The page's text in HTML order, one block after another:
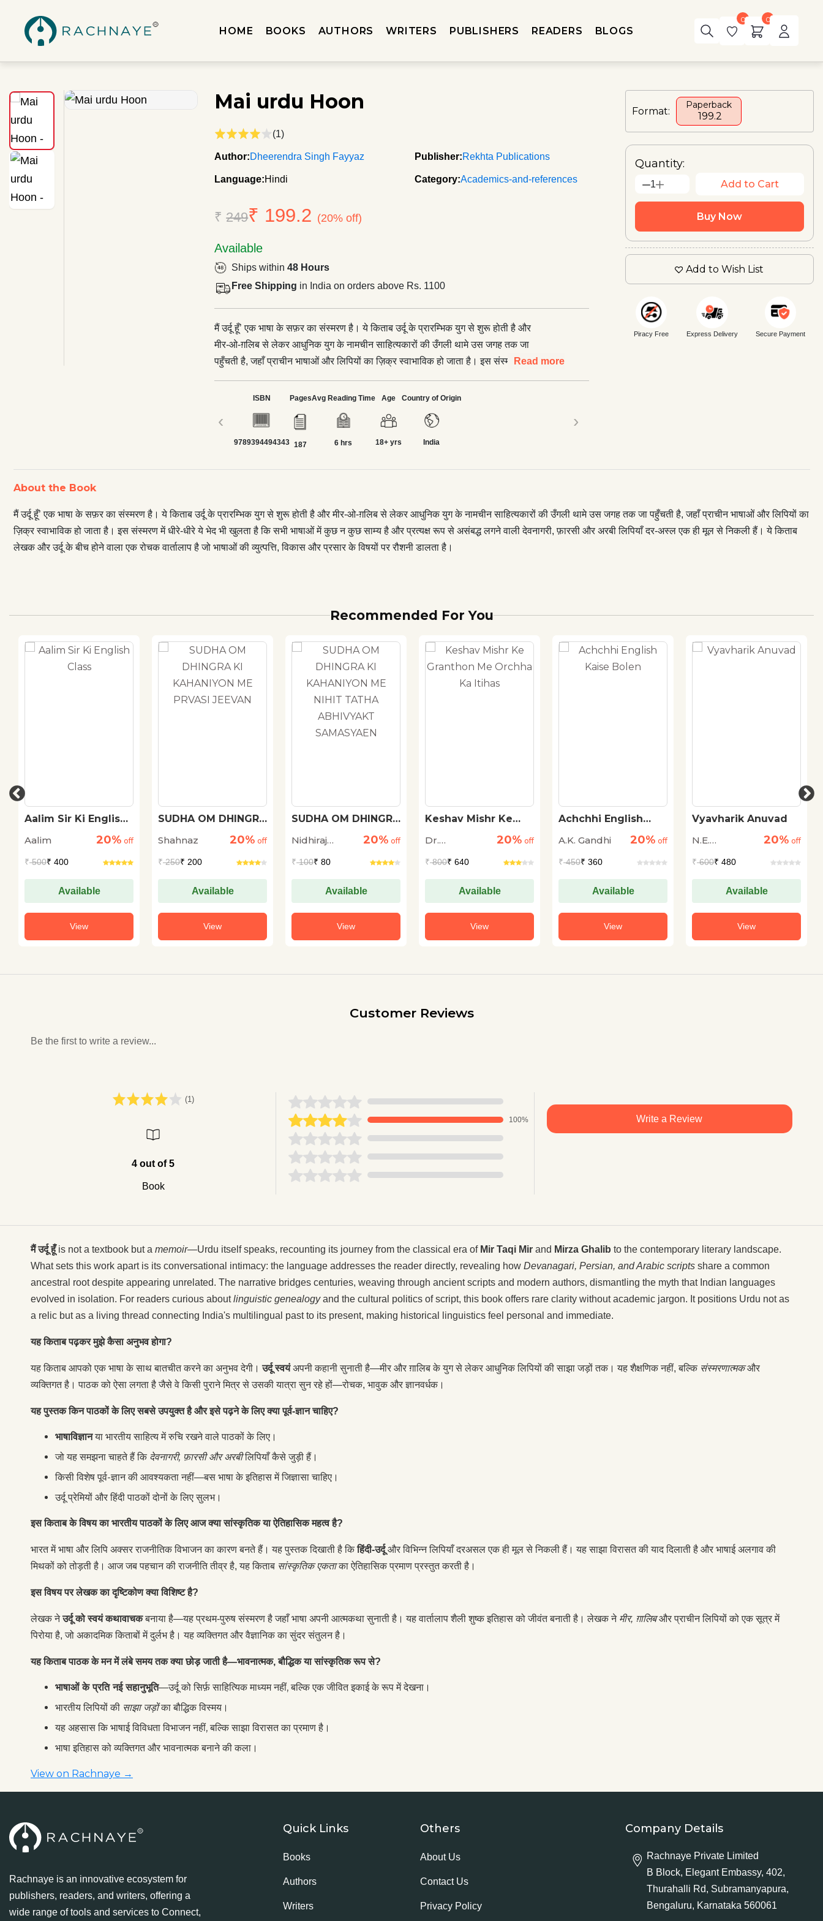
HOME BOOKS AUTHORS WRITERS PUBLISHERS READERS BLOGS
0 0
Mai urdu Hoon
(1)
Author:Dheerendra Singh Fayyaz Publisher:Rekhta Publications
Language:Hindi Category:Academics-and-references
₹249₹ 199.2 (20% off)
Available
Ships within48 Hours
Free Shipping in India on orders above Rs. 1100
मैं उर्दू हूँ’ एक भाषा के सफ़र का संस्मरण है। ये किताब उर्दू के प्रारम्भिक युग से शुरू होती है और
मीर-ओ-ग़लिब से लेकर आधुनिक युग के नामचीन साहित्यकारों की उँगली थामे उस जगह तक जा
पहुँचती है, जहाँ प्राचीन भाषाओं और लिपियों का ज़िक्र स्वाभाविक हो जाता है। इस संस्मरण में
लगने वाली देवनागरी, फ़ारसी और अरबी लिपियाँ दर-अस्ल एक ही मूल से निकली हैं। ये किताब
लेखक और उर्दू के बीच होने वाला एक रोचक वार्तालाप है जो भाषाओं की व्युत्पत्ति, विकास और
प्रसार के विषयों पर रौशनी डालता है।
Read more
‹
ISBN
9789394494343
Pages
187
Avg Reading Time
6 hrs
Age
18+ yrs
Country of Origin
India
›
Format:
Paperback
₹ 199.2
Quantity:
1 Add to Cart
Buy Now
Add to Wish List
Piracy Free Express Delivery Secure Payment
About the Book
मैं उर्दू हूँ’ एक भाषा के सफ़र का संस्मरण है। ये किताब उर्दू के प्रारम्भिक युग से शुरू होती है और मीर-ओ-ग़लिब से लेकर आधुनिक युग के नामचीन साहित्यकारों की उँगली थामे उस जगह तक जा पहुँचती है, जहाँ प्राचीन भाषाओं और लिपियों का
ज़िक्र स्वाभाविक हो जाता है। इस संस्मरण में धीरे-धीरे ये भेद भी खुलता है कि सभी भाषाओं में कुछ न कुछ साम्य है और प्रत्यक्ष रूप से असंबद्ध लगने वाली देवनागरी, फ़ारसी और अरबी लिपियाँ दर-अस्ल एक ही मूल से निकली हैं। ये किताब
लेखक और उर्दू के बीच होने वाला एक रोचक वार्तालाप है जो भाषाओं की व्युत्पत्ति, विकास और प्रसार के विषयों पर रौशनी डालता है।
Recommended For You
Aalim Sir Ki English
Aalim
20% off
₹500₹ 400
Available
View
SUDHA OM DHINGRA
PRVASI JEEVAN
Shahnaz 20% off
₹250₹ 200
Available
View
SUDHA OM DHINGRA
NIHIT TATHA
SAMASYAEN
Nidhiraj
20% off
₹100₹ 80
Available
View
Keshav Mishr Ke
Orchha Ka Itihas
Dr.
20% off
₹800₹ 640
Available
View
Achchhi English
A.K. Gandhi
20% off
₹450₹ 360
Available
View
Vyavharik Anuvad
N.E.
20% off
₹600₹ 480
Available
View
Customer Reviews
Be the first to write a review...
(1)
4 out of 5
Book
100% Write a Review
मैं उर्दू हूँis not a textbook but a memoir—Urdu itself speaks, recounting its journey from the classical era of Mir Taqi Mir and Mirza Ghalib to the contemporary literary landscape.
What sets this work apart is its conversational intimacy: the language addresses the reader directly, revealing how Devanagari, Persian, and Arabic scripts share a common
ancestral root despite appearing unrelated. The narrative bridges centuries, weaving through ancient scripts and modern authors, dismantling the myth that Indian languages
evolved in isolation. For readers curious aboutlinguistic genealogyand the cultural politics of script, this book offers rare clarity without academic jargon. It positions Urdu not as
a relic but as a living thread connecting India's multilingual past to its present, making historical linguistics feel personal and immediate.
यह किताब पढ़कर मुझे कैसा अनुभव होगा?
यह किताब आपको एक भाषा के साथ बातचीत करने का अनुभव देगी।उर्दू स्वयंअपनी कहानी सुनाती है—मीर और ग़ालिब के युग से लेकर आधुनिक लिपियों की साझा जड़ों तक। यह शैक्षणिक नहीं, बल्कि संस्मरणात्मकऔर
व्यक्तिगत है। पाठक को ऐसा लगता है जैसे वे किसी पुराने मित्र से उसकी यात्रा सुन रहे हों—रोचक, भावुक और ज्ञानवर्धक।
यह पुस्तक किन पाठकों के लिए सबसे उपयुक्त है और इसे पढ़ने के लिए क्या पूर्व-ज्ञान चाहिए?
भाषाविज्ञानया भारतीय साहित्य में रुचि रखने वाले पाठकों के लिए।
जो यह समझना चाहते हैं कि देवनागरी, फ़ारसी और अरबीलिपियाँ कैसे जुड़ी हैं।
किसी विशेष पूर्व-ज्ञान की आवश्यकता नहीं—बस भाषा के इतिहास में जिज्ञासा चाहिए।
उर्दू प्रेमियों और हिंदी पाठकों दोनों के लिए सुलभ।
इस किताब के विषय का भारतीय पाठकों के लिए आज क्या सांस्कृतिक या ऐतिहासिक महत्व है?
भारत में भाषा और लिपि अक्सर राजनीतिक विभाजन का कारण बनते हैं। यह पुस्तक दिखाती है किहिंदी-उर्दूऔर विभिन्न लिपियाँ दरअसल एक ही मूल से निकली हैं। यह साझा विरासत की याद दिलाती है और भाषाई अलगाव की
मिथकों को तोड़ती है। आज जब पहचान की राजनीति तीव्र है, यह किताब सांस्कृतिक एकताका ऐतिहासिक प्रमाण प्रस्तुत करती है।
इस विषय पर लेखक का दृष्टिकोण क्या विशिष्ट है?
लेखक नेउर्दू को स्वयं कथावाचकबनाया है—यह प्रथम-पुरुष संस्मरण है जहाँ भाषा अपनी आत्मकथा सुनाती है। यह वार्तालाप शैली शुष्क इतिहास को जीवंत बनाती है। लेखक ने मीर, ग़ालिबऔर प्राचीन लिपियों को एक सूत्र में
पिरोया है, जो अकादमिक किताबों में दुर्लभ है। यह व्यक्तिगत और वैज्ञानिक का सुंदर संतुलन है।
यह किताब पाठक के मन में लंबे समय तक क्या छोड़ जाती है—भावनात्मक, बौद्धिक या सांस्कृतिक रूप से?
भाषाओं के प्रति नई सहानुभूति—उर्दू को सिर्फ़ साहित्यिक माध्यम नहीं, बल्कि एक जीवित इकाई के रूप में देखना।
भारतीय लिपियों की साझा जड़ोंका बौद्धिक विस्मय।
यह अहसास कि भाषाई विविधता विभाजन नहीं, बल्कि साझा विरासत का प्रमाण है।
भाषा इतिहास को व्यक्तिगत और भावनात्मक बनाने की कला।
View on Rachnaye →
Rachnaye is an innovative ecosystem for
publishers, readers, and writers, offering a
wide range of tools and services to Connect,
Quick Links
Books
Authors
Writers
Others
About Us
Contact Us
Privacy Policy
Company Details
Rachnaye Private Limited
B Block, Elegant Embassy, 402,
Thurahalli Rd, Subramanyapura,
Bengaluru, Karnataka 560061